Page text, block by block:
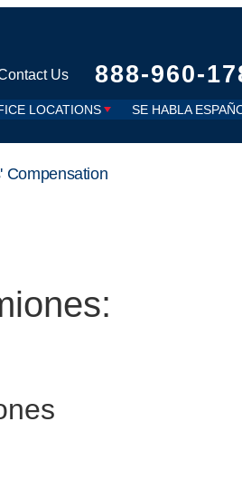
Us 888-960-
LOCATIONS SE HABLA
Compensation